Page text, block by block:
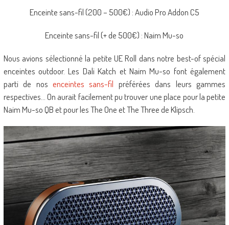
Enceinte sans-fil (200 – 500€) : Audio Pro Addon C5
Enceinte sans-fil (+ de 500€) : Naim Mu-so
Nous avions sélectionné la petite UE Roll dans notre best-of spécial
enceintes outdoor. Les Dali Katch et Naim Mu-so font également
parti de nosenceintes sans-fil préférées dans leurs gammes
respectives… On aurait facilement pu trouver une place pour la petite
Naim Mu-so QB et pour les The One et The Three de Klipsch.